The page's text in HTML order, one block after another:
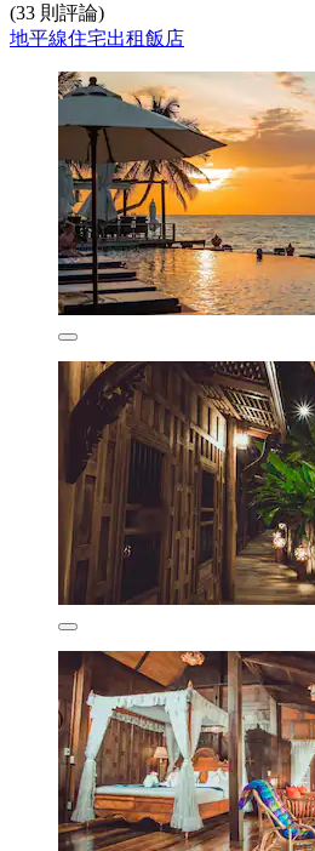
(33 則評論)
地平線住宅出租飯店